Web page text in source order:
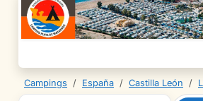
Campings / España / Castilla León /